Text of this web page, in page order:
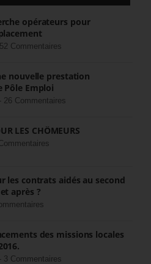
opérateurs pour
52 Commentaires
nouvelle prestation
Pôle Emploi
26 Commentaires
LES CHÔMEURS
les contrats aidés au second
après ?
des missions locales
3 Commentaires